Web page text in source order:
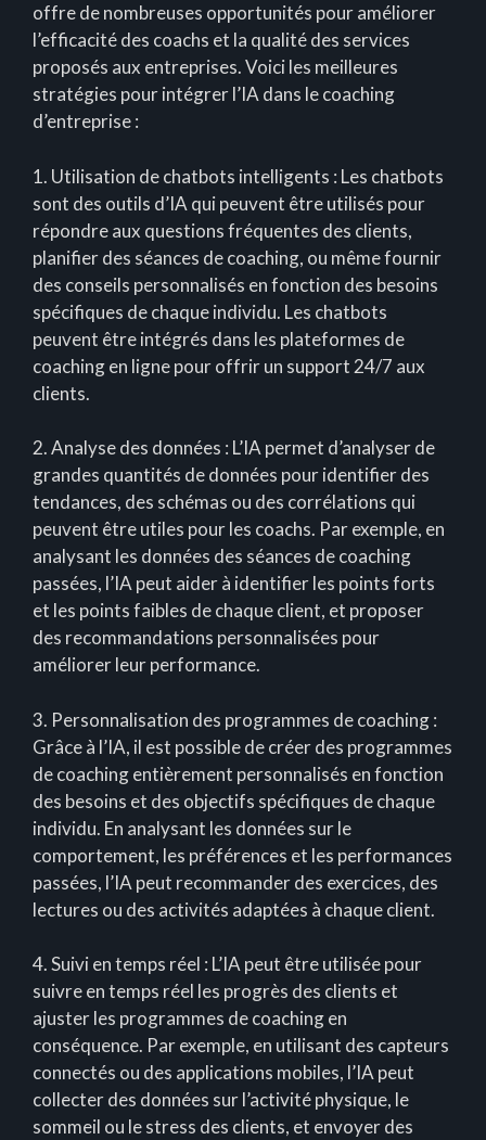
offre de nombreuses opportunités pour améliorer
l’efficacité des coachs et la qualité des services
proposés aux entreprises. Voici les meilleures
stratégies pour intégrer l’IA dans le coaching
d’entreprise :
1. Utilisation de chatbots intelligents : Les chatbots
sont des outils d’IA qui peuvent être utilisés pour
répondre aux questions fréquentes des clients,
planifier des séances de coaching, ou même fournir
des conseils personnalisés en fonction des besoins
spécifiques de chaque individu. Les chatbots
peuvent être intégrés dans les plateformes de
coaching en ligne pour offrir un support 24/7 aux
clients.
2. Analyse des données : L’IA permet d’analyser de
grandes quantités de données pour identifier des
tendances, des schémas ou des corrélations qui
peuvent être utiles pour les coachs. Par exemple, en
analysant les données des séances de coaching
passées, l’IA peut aider à identifier les points forts
et les points faibles de chaque client, et proposer
des recommandations personnalisées pour
améliorer leur performance.
3. Personnalisation des programmes de coaching :
Grâce à l’IA, il est possible de créer des programmes
de coaching entièrement personnalisés en fonction
des besoins et des objectifs spécifiques de chaque
individu. En analysant les données sur le
comportement, les préférences et les performances
passées, l’IA peut recommander des exercices, des
lectures ou des activités adaptées à chaque client.
4. Suivi en temps réel : L’IA peut être utilisée pour
suivre en temps réel les progrès des clients et
ajuster les programmes de coaching en
conséquence. Par exemple, en utilisant des capteurs
connectés ou des applications mobiles, l’IA peut
collecter des données sur l’activité physique, le
sommeil ou le stress des clients, et envoyer des